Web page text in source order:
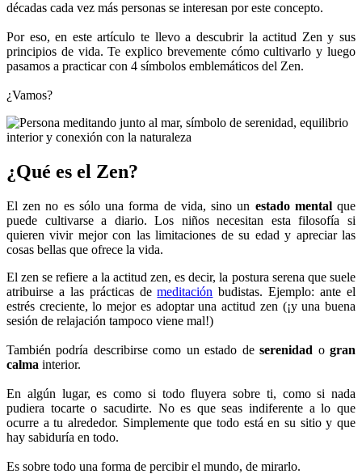
décadas cada vez más personas se interesan por este concepto.
Por eso, en este artículo te llevo a descubrir la actitud Zen y sus
principios de vida. Te explico brevemente cómo cultivarlo y luego
pasamos a practicar con 4 símbolos emblemáticos del Zen.
¿Vamos?
¿Qué es el Zen?
El zen no es sólo una forma de vida, sino un estado mentalque
puede cultivarse a diario. Los niños necesitan esta filosofía si
quieren vivir mejor con las limitaciones de su edad y apreciar las
cosas bellas que ofrece la vida.
El zen se refiere a la actitud zen, es decir, la postura serena que suele
atribuirse a las prácticas demeditación budistas. Ejemplo: ante el
estrés creciente, lo mejor es adoptar una actitud zen (¡y una buena
sesión de relajación tampoco viene mal!)
También podría describirse como un estado deserenidad ogran
calma interior.
En algún lugar, es como si todo fluyera sobre ti, como si nada
pudiera tocarte o sacudirte. No es que seas indiferente a lo que
ocurre a tu alrededor. Simplemente que todo está en su sitio y que
hay sabiduría en todo.
Es sobre todo una forma de percibir el mundo, de mirarlo.